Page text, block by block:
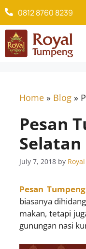
0812 8760 8239​
Home » Blog »
Pesan
Selatan
July 7, 2018 by
Pesan
biasanya
makan, tetapi
gunungan nasi